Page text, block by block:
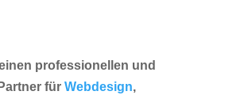
professionellen und
für Webdesign,